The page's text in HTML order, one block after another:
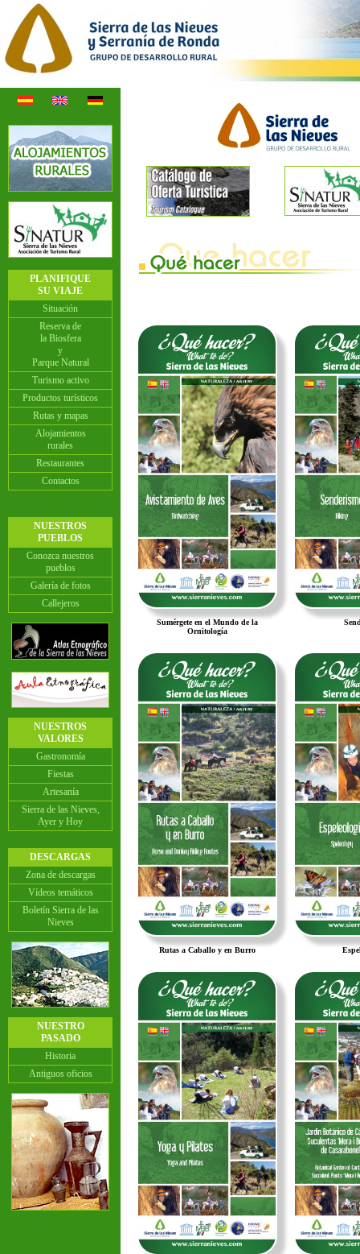
PLANIFIQUE
SU VIAJE
Situación
Reserva de
la Biosfera
y
Parque Natural
Turismo activo
Productos turísticos
Rutas y mapas
Alojamientos
rurales
Restaurantes
Contactos
NUESTROS
PUEBLOS
Conozca nuestros
pueblos
Galería de fotos
Callejeros
NUESTROS
VALORES
Gastronomía
Fiestas
Artesanía
Sierra de las Nieves,
Ayer y Hoy
DESCARGAS
Zona de descargas
Vídeos temáticos
Boletín Sierra de las
Nieves
NUESTRO
PASADO
Historia
Antiguos oficios
Sumérgete en el Mundo de la
Ornitología
Rutas a Caballo y en Burro